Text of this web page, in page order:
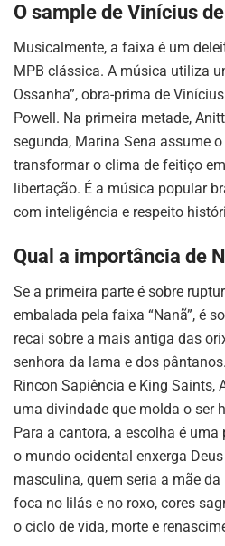
O sample de Vinícius
Musicalmente, a faixa é um
MPB clássica. A música utiliza
Ossanha”, obra-prima de
Powell. Na primeira metade,
segunda, Marina Sena assume
transformar o clima de feitiço
libertação. É a música popular
com inteligência e respeito
Qual a importância de
Se a primeira parte é sobre
embalada pela faixa “Nanã”, é
recai sobre a mais antiga das
senhora da lama e dos
Rincon Sapiência e King Saints,
uma divindade que molda o ser
Para a cantora, a escolha é
o mundo ocidental enxerga
masculina, quem seria a mãe
foca no lilás e no roxo, cores
o ciclo de vida, morte e